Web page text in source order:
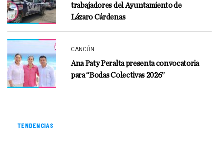
trabajadores del Ayuntamiento de
Lázaro Cárdenas
CANCÚN
Ana Paty Peralta presenta convocatoria
para “Bodas Colectivas 2026”
TENDENCIAS